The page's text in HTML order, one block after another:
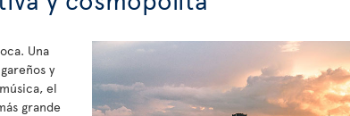
Una
y
el
grande